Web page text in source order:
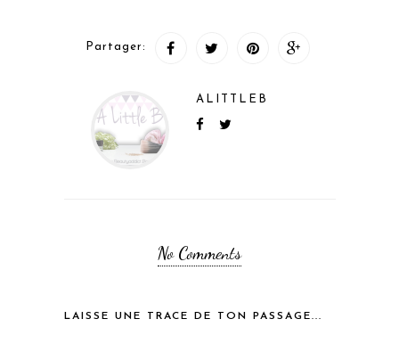
Partager:
ALITTLEB
No Comments
LAISSE UNE TRACE DE TON PASSAGE...